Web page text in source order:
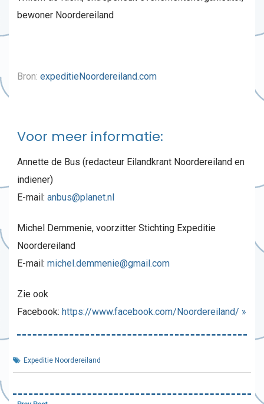
bewoner Noordereiland
Bron: expeditieNoordereiland.com
Voor meer informatie:
Annette de Bus (redacteur Eilandkrant Noordereiland en
indiener)
E-mail: anbus@planet.nl
Michel Demmenie, voorzitter Stichting Expeditie
Noordereiland
E-mail: michel.demmenie@gmail.com
Zie ook
Facebook: https://www.facebook.com/Noordereiland/ »
Expeditie Noordereiland